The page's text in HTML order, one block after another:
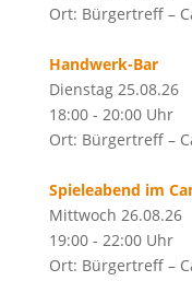
Ort: Bürgertreff –
Handwerk-Bar
Dienstag 25.08.26
18:00 - 20:00 Uhr
Ort: Bürgertreff –
Spieleabend im
Mittwoch 26.08.26
19:00 - 22:00 Uhr
Ort: Bürgertreff –